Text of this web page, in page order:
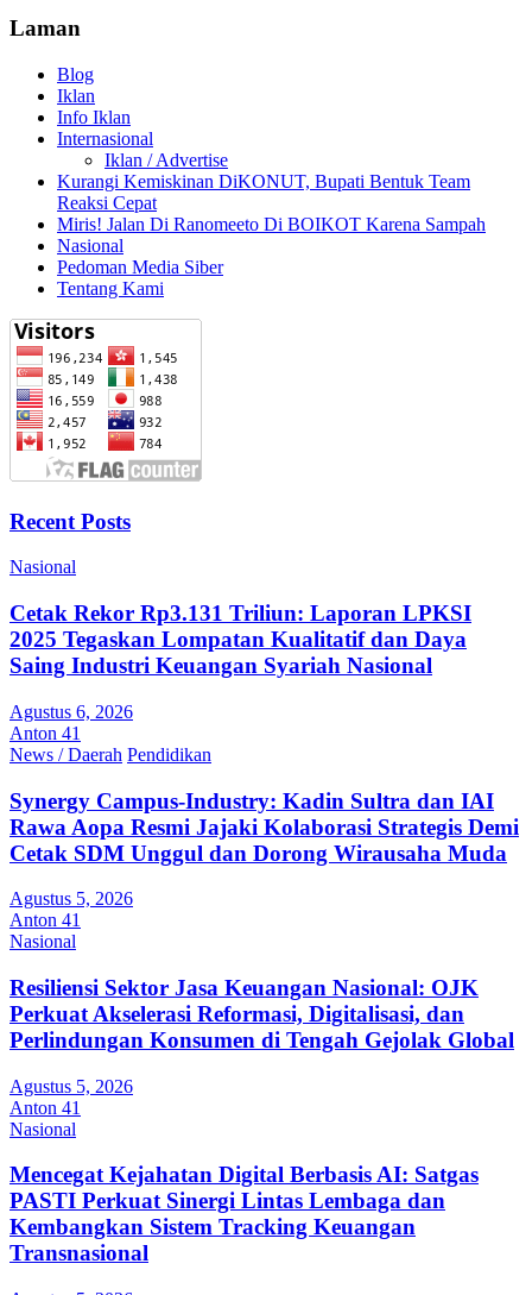
Laman
Blog
Iklan
Info Iklan
Internasional
Iklan / Advertise
Kurangi Kemiskinan DiKONUT, Bupati Bentuk Team
Reaksi Cepat
Miris! Jalan Di Ranomeeto Di BOIKOT Karena Sampah
Nasional
Pedoman Media Siber
Tentang Kami
Recent Posts
Nasional
Cetak Rekor Rp3.131 Triliun: Laporan LPKSI
2025 Tegaskan Lompatan Kualitatif dan Daya
Saing Industri Keuangan Syariah Nasional
Agustus 6, 2026
Anton 41
News / Daerah Pendidikan
Synergy Campus-Industry: Kadin Sultra dan IAI
Rawa Aopa Resmi Jajaki Kolaborasi Strategis Demi
Cetak SDM Unggul dan Dorong Wirausaha Muda
Agustus 5, 2026
Anton 41
Nasional
Resiliensi Sektor Jasa Keuangan Nasional: OJK
Perkuat Akselerasi Reformasi, Digitalisasi, dan
Perlindungan Konsumen di Tengah Gejolak Global
Agustus 5, 2026
Anton 41
Nasional
Mencegat Kejahatan Digital Berbasis AI: Satgas
PASTI Perkuat Sinergi Lintas Lembaga dan
Kembangkan Sistem Tracking Keuangan
Transnasional